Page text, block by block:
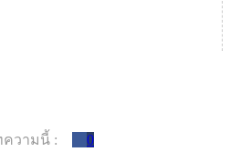
วามนี้ : 0